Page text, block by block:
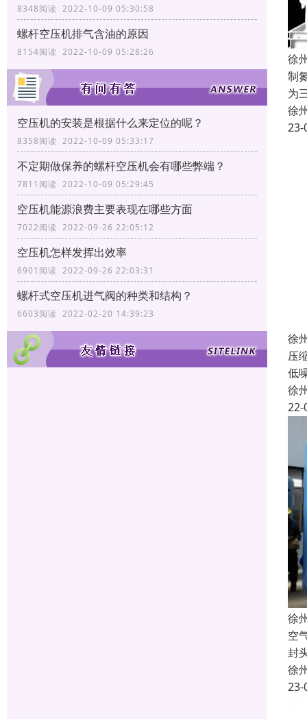
8348阅读 2022-10-09 05:30:58
螺杆空压机排气含油的原因
8154阅读 2022-10-09 05:28:26
空压机的安装是根据什么来定位的呢？
8358阅读 2022-10-09 05:33:17
不定期做保养的螺杆空压机会有哪些弊端？
7811阅读 2022-10-09 05:29:45
空压机能源浪费主要表现在哪些方面
7022阅读 2022-09-26 22:05:12
空压机怎样发挥出效率
6901阅读 2022-09-26 22:03:31
螺杆式空压机进气阀的种类和结构？
6603阅读 2022-02-20 14:39:23
徐
制
为
徐
23-
徐
压
低
徐
22-
徐
空
封
徐
23-